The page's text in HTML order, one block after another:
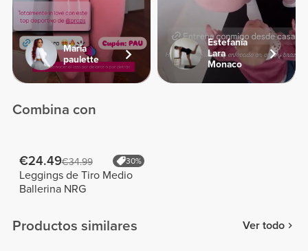
Maria
paulette
Estefanía
Lara
Monaco
Combina con
€24.49€34.99 30%
Leggings de Tiro Medio
Ballerina NRG
Productos similares Ver todo